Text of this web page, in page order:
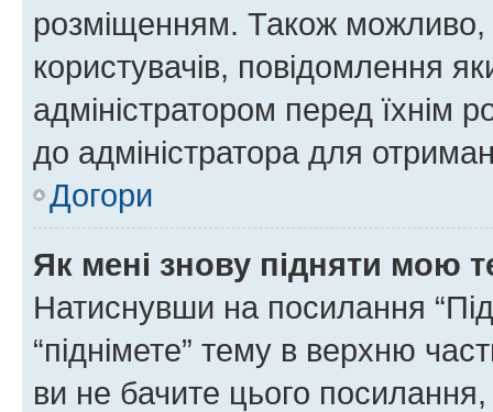
розміщенням. Також можливо,
користувачів, повідомлення
адміністратором перед їхнім
до адміністратора для
Догори
Як мені знову підняти мою
Натиснувши на посилання
“піднімете” тему в верхню
ви не бачите цього